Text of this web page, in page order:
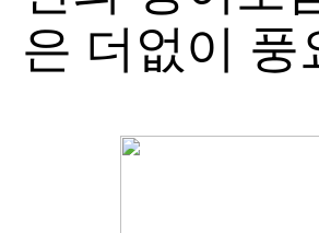
은 더없이 풍